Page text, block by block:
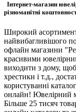
Інтернет-магазин
різноманітні
Широкий
найвибагливішого
офлайн магазини
красивими
виходити з дому,
хрестики і т.д.,
користуванні
онлайн! Ювелірний
Більше 25 тисяч